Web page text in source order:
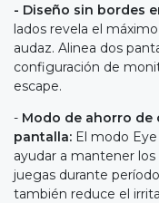
- Diseño sin bordes
lados revela el
audaz. Alinea dos
configuración de
escape.
- Modo de ahorro de
pantalla: El modo
ayudar a mantener
juegas durante
también reduce el